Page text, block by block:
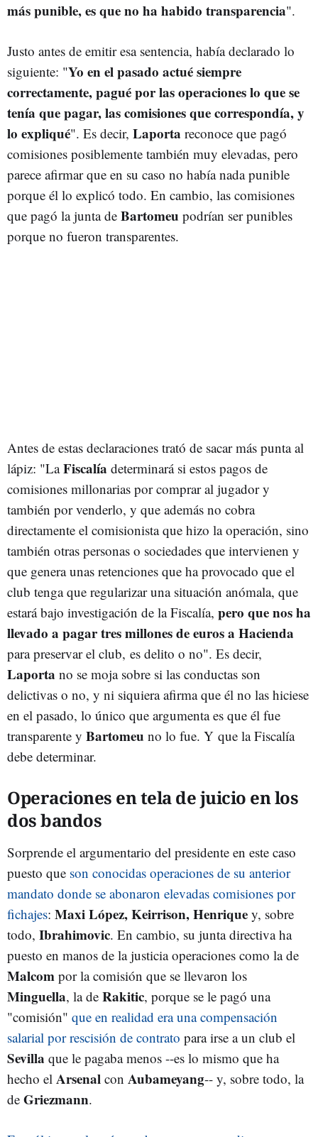
más punible, es que no ha habido transparencia".
Justo antes de emitir esa sentencia, había declarado lo
siguiente: "Yo en el pasado actué siempre
correctamente, pagué por las operaciones lo que se
tenía que pagar, las comisiones que correspondía, y
lo expliqué". Es decir, Laporta reconoce que pagó
comisiones posiblemente también muy elevadas, pero
parece afirmar que en su caso no había nada punible
porque él lo explicó todo. En cambio, las comisiones
que pagó la junta de Bartomeu podrían ser punibles
porque no fueron transparentes.
Antes de estas declaraciones trató de sacar más punta al
lápiz: "LaFiscalía determinará si estos pagos de
comisiones millonarias por comprar al jugador y
también por venderlo, y que además no cobra
directamente el comisionista que hizo la operación, sino
también otras personas o sociedades que intervienen y
que genera unas retenciones que ha provocado que el
club tenga que regularizar una situación anómala, que
estará bajo investigación de la Fiscalía, pero que nos ha
llevado a pagar tres millones de euros a Hacienda
para preservar el club, es delito o no". Es decir,
Laporta no se moja sobre si las conductas son
delictivas o no, y ni siquiera afirma que él no las hiciese
en el pasado, lo único que argumenta es que él fue
transparente y Bartomeu no lo fue. Y que la Fiscalía
debe determinar.
Operaciones en tela de juicio en los
dos bandos
Sorprende el argumentario del presidente en este caso
puesto que son conocidas operaciones de su anterior
mandato donde se abonaron elevadas comisiones por
fichajes: Maxi López, Keirrison, Henrique y, sobre
todo, Ibrahimovic. En cambio, su junta directiva ha
puesto en manos de la justicia operaciones como la de
Malcom por la comisión que se llevaron los
Minguella, la de Rakitic, porque se le pagó una
"comisión" que en realidad era una compensación
salarial por rescisión de contrato para irse a un club el
Sevilla que le pagaba menos --es lo mismo que ha
hecho el Arsenal con Aubameyang-- y, sobre todo, la
de Griezmann.